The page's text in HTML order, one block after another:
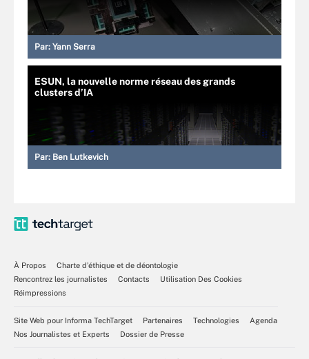
Par: Yann Serra
ESUN, la nouvelle norme réseau des grands
clusters d’IA
Par: Ben Lutkevich
À Propos
Charte d’éthique et de déontologie
Rencontrez les journalistes
Contacts
Utilisation Des Cookies
Réimpressions
Site Web pour Informa TechTarget Partenaires Technologies
Agenda
Nos Journalistes et Experts
Dossier de Presse